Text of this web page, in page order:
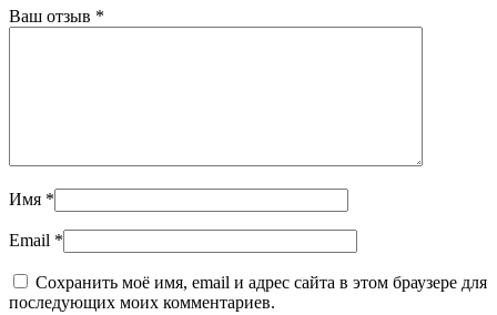
Ваш отзыв *
Имя *
Email *
Сохранить моё имя, email и адрес сайта в этом браузере для
последующих моих комментариев.